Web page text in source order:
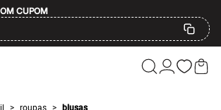
CUPOM
> roupas > blusas